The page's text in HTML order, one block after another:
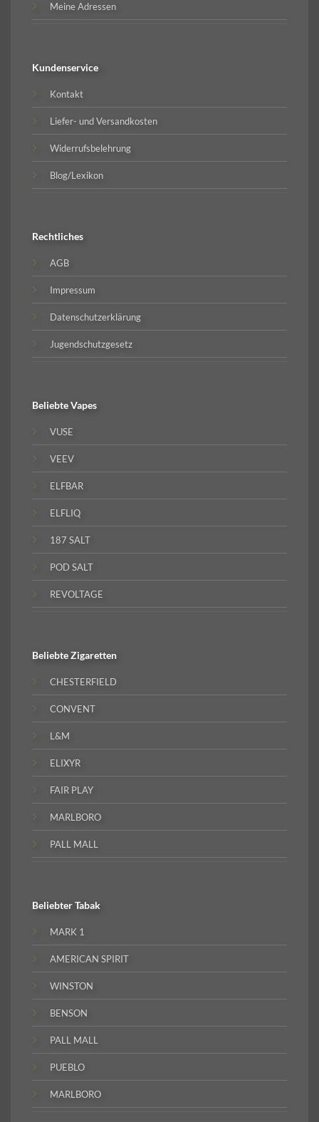
Meine Adressen
Kundenservice
Kontakt
Liefer- und Versandkosten
Widerrufsbelehrung
Blog/Lexikon
Rechtliches
AGB
Impressum
Datenschutzerklärung
Jugendschutzgesetz
BeliebteVapes
VUSE
VEEV
ELFBAR
ELFLIQ
187 SALT
POD SALT
REVOLTAGE
BeliebteZigaretten
CHESTERFIELD
CONVENT
L&M
ELIXYR
FAIR PLAY
MARLBORO
PALL MALL
BeliebterTabak
MARK 1
AMERICAN SPIRIT
WINSTON
BENSON
PALL MALL
PUEBLO
MARLBORO